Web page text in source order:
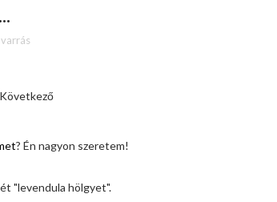
varrás
? Én nagyon szeretem!
"levendula hölgyet".